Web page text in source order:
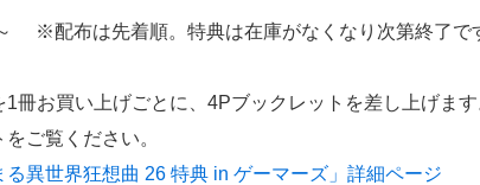
※配布は先着順。特典は在庫がなくなり次第終了で
冊お買い上げごとに、4Pブックレットを差し上げます
ご覧ください。
異世界狂想曲 26 特典 in ゲーマーズ」詳細ページ